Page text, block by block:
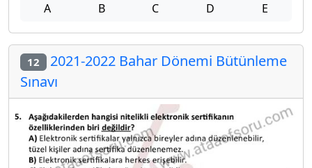
A B C D E
12 2021-2022 Bahar Dönemi Bütünleme
Sınavı